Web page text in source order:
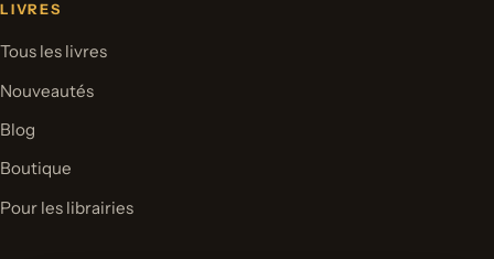
LIVRES
Tous les livres
Nouveautés
Blog
Boutique
Pour les librairies